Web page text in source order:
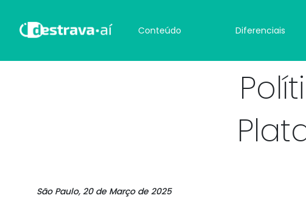
Conteúdo Diferenciais
São Paulo, 20 de Março de 2025